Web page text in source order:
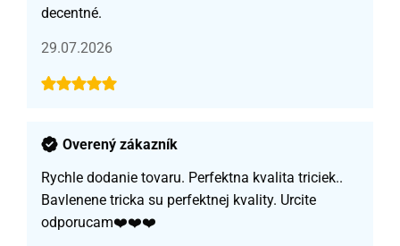
decentné.
29.07.2026
Overený zákazník
Rychle dodanie tovaru. Perfektna kvalita triciek..
Bavlenene tricka su perfektnej kvality. Urcite
odporucam❤️❤️❤️